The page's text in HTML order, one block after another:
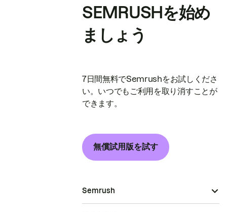
SEMRUSHを始め
ましょう
7日間無料でSemrushをお試しくださ
い。いつでもご利用を取り消すことが
できます。
無償試用版を試す
Semrush